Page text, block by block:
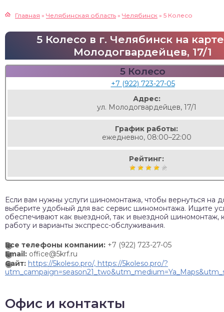
Главная » Челябинская область » Челябинск » 5 Колесо
5 Колесо в г. Челябинск на
Молодогвардейцев, 17/1
5 Колесо
+7 (922) 723-27-05
Адрес:
ул. Молодогвардейцев, 17/1
График работы:
ежедневно, 08:00–22:00
Рейтинг:
Если вам нужны услуги шиномонтажа, чтобы вернуться на
выберите удобный для вас сервис шиномонтажа. Ищите
обеспечивают как выездной, так и выездной шиномонтаж,
работу и варианты экспресс-обслуживания.
Все телефоны компании: +7 (922) 723-27-05
Email: office@5krf.ru
Сайт: https://5koleso.pro/, https://5koleso.pro/?
Офис и контакты